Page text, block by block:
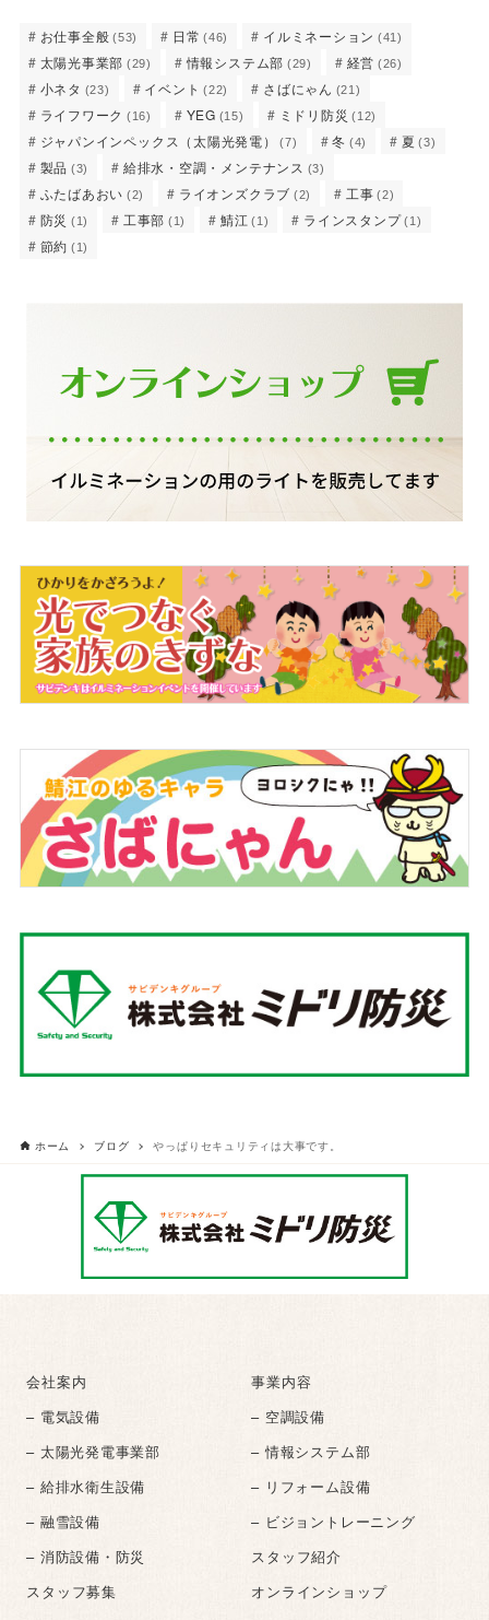
お仕事全般 (53) 日常 (46) イルミネーション (41)
太陽光事業部 (29) 情報システム部 (29) 経営 (26)
小ネタ (23) イベント (22) さばにゃん (21)
ライフワーク (16) YEG (15) ミドリ防災 (12)
ジャパンインペックス（太陽光発電） (7) 冬 (4) 夏 (3)
製品 (3) 給排水・空調・メンテナンス (3)
ふたばあおい (2) ライオンズクラブ (2) 工事 (2)
防災 (1) 工事部 (1) 鯖江 (1) ラインスタンプ (1)
節約 (1)
ホーム ブログ やっぱりセキュリティは大事です。
会社案内
事業内容
– 電気設備
– 空調設備
– 太陽光発電事業部
– 情報システム部
– 給排水衛生設備
– リフォーム設備
– 融雪設備
– ビジョントレーニング
– 消防設備・防災
スタッフ紹介
スタッフ募集
オンラインショップ